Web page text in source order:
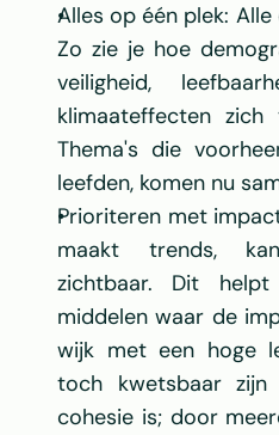
Alles op één plek:
Zo zie je hoe
veiligheid,
klimaateffecten
Thema's die
leefden, komen nu
Prioriteren met
maakt trends,
zichtbaar. Dit
middelen waar de
wijk met een hoge
toch kwetsbaar
cohesie is; door